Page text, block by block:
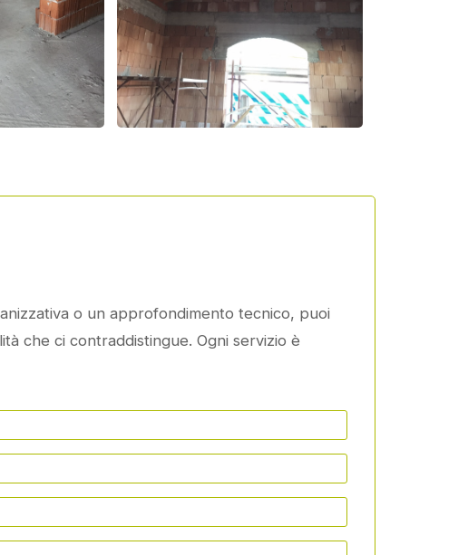
o un approfondimento tecnico, puoi
che ci contraddistingue. Ogni servizio è